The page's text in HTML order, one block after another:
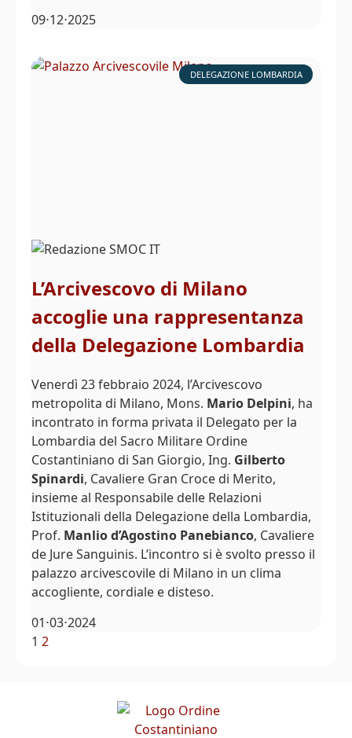
09⋅12⋅2025
DELEGAZIONE LOMBARDIA
L’Arcivescovo di Milano
accoglie una rappresentanza
della Delegazione Lombardia
Venerdì 23 febbraio 2024, l’Arcivescovo
metropolita di Milano, Mons. Mario Delpini, ha
incontrato in forma privata il Delegato per la
Lombardia del Sacro Militare Ordine
Costantiniano di San Giorgio, Ing. Gilberto
Spinardi, Cavaliere Gran Croce di Merito,
insieme al Responsabile delle Relazioni
Istituzionali della Delegazione della Lombardia,
Prof. Manlio d’Agostino Panebianco, Cavaliere
de Jure Sanguinis. L’incontro si è svolto presso il
palazzo arcivescovile di Milano in un clima
accogliente, cordiale e disteso.
01⋅03⋅2024
1 2